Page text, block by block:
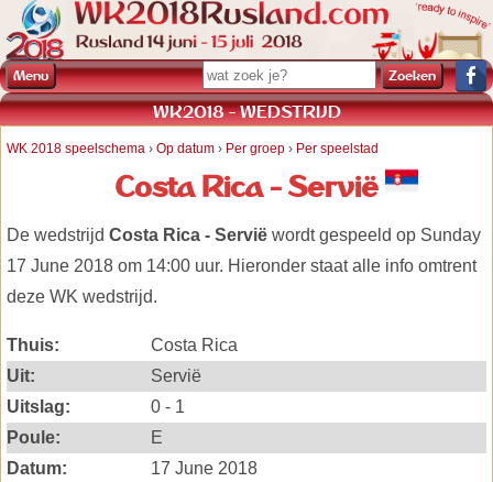
WK2018 - WEDSTRIJD
WK 2018 speelschema › Op datum › Per groep › Per speelstad
Costa Rica - Servië
De wedstrijd Costa Rica - Servië wordt gespeeld op Sunday
17 June 2018 om 14:00 uur. Hieronder staat alle info omtrent
deze WK wedstrijd.
Thuis:
Costa Rica
Uit:
Servië
Uitslag:
0 - 1
Poule:
E
Datum:
17 June 2018
Menu